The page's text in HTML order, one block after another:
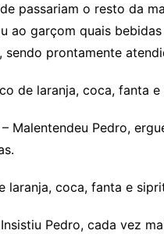
passariam o resto da
ao garçom quais
sendo prontamente
de laranja, coca, fanta e
– Malentendeu Pedro,
laranja, coca, fanta e
Insistiu Pedro, cada vez